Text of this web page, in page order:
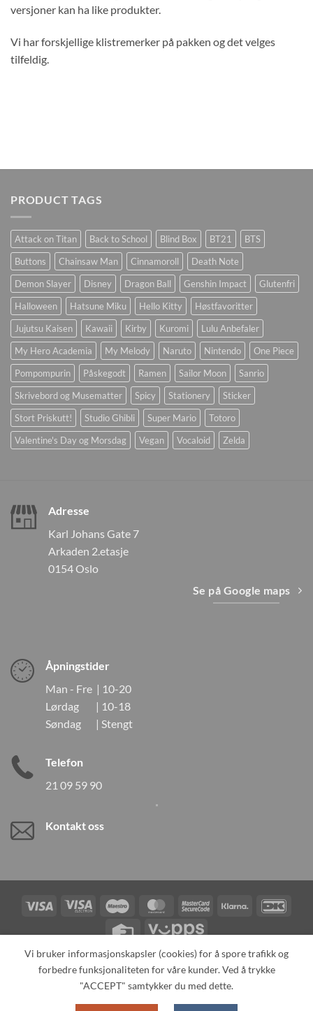
versjoner kan ha like produkter.
Vi har forskjellige klistremerker på pakken og det velges
tilfeldig.
PRODUCT TAGS
Attack on Titan Back to School Blind Box BT21
BTS
Buttons
Chainsaw Man Cinnamoroll
Death Note
Demon Slayer
Disney Dragon Ball Genshin Impact
Glutenfri
Halloween
Hatsune Miku Hello Kitty
Høstfavoritter
Jujutsu Kaisen
Kawaii Kirby Kuromi
Lulu Anbefaler
My Hero Academia
My Melody Naruto Nintendo
One Piece
Pompompurin
Påskegodt Ramen Sailor Moon
Sanrio
Skrivebord og Musematter
Spicy Stationery
Sticker
Stort Priskutt!
Studio Ghibli Super Mario
Totoro
Valentine's Day og Morsdag
Vegan Vocaloid Zelda
Adresse
Karl Johans Gate 7
Arkaden 2.etasje
0154 Oslo
Se på Google maps
Åpningstider
Man - Fre | 10-20
Lørdag | 10-18
Søndag | Stengt
Telefon
21 09 59 90
Kontakt oss
Visa
Visa
Maestro MasterCardMasterCardKlarna
Credit
Vipps
TILBAKEKALLINGER KONTAKT OSS
OM OSS
SPESIALBESTILLING
MIN KONTO ALL PRODUCTS
Copyright 2026 ©Neo Tokyo by Neo Tokyo Norway AS -With Love
Vi bruker informasjonskapsler (cookies) for å spore trafikk og
forbedre funksjonaliteten for våre kunder. Ved å trykke
"ACCEPT" samtykker du med dette.